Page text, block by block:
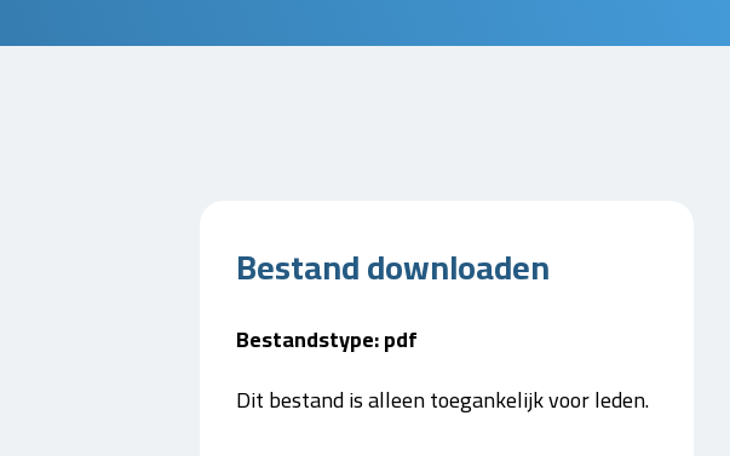
Bestand downloaden
Bestandstype: pdf
Dit bestand is alleen toegankelijk voor leden.